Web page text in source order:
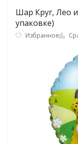
Шар Круг, Лео
упаковке)
Избранное